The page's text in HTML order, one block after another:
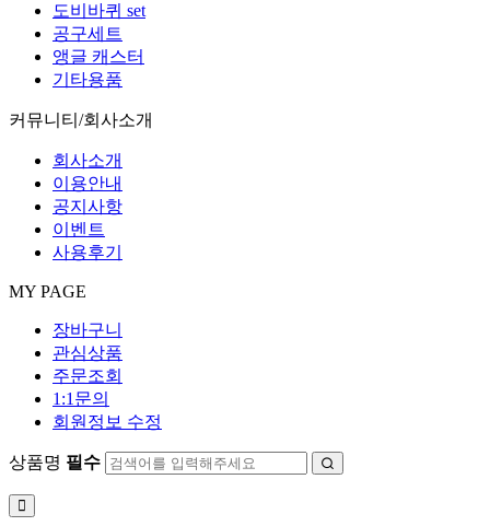
도비바퀴 set
공구세트
앵글 캐스터
기타용품
커뮤니티/회사소개
회사소개
이용안내
공지사항
이벤트
사용후기
MY PAGE
장바구니
관심상품
주문조회
1:1문의
회원정보 수정
상품명 필수